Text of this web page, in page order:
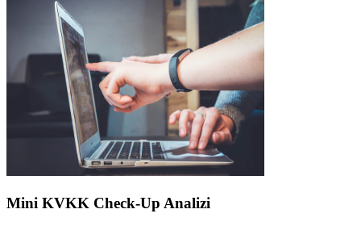
Mini KVKK Check-Up Analizi